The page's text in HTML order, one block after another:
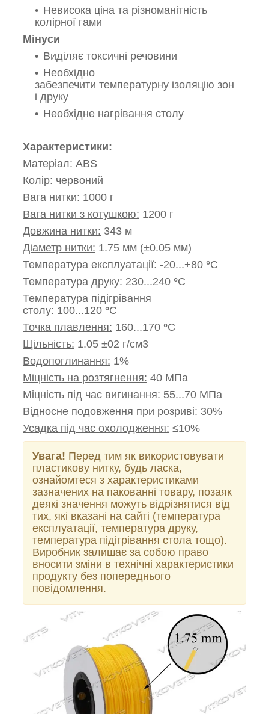
Невисока ціна та різноманітність
колірної гами
Мінуси
Виділяє токсичні речовини
Необхідно
забезпечити температурну ізоляцію зон
і друку
Необхідне нагрівання столу
Характеристики:
Матеріал: ABS
Колір: червоний
Вага нитки: 1000 г
Вага нитки з котушкою: 1200 г
Довжина нитки: 343 м
Діаметр нитки: 1.75 мм (±0.05 мм)
Температура експлуатації: -20...+80 °C
Температура друку: 230...240 °C
Температура підігрівання
столу: 100...120 °C
Точка плавлення: 160...170 °C
Щільність: 1.05 ±02 г/см3
Водопоглинання: 1%
Міцність на розтягнення: 40 МПа
Міцність під час вигинання: 55...70 МПа
Відносне подовження при розриві: 30%
Усадка під час охолодження: ≤10%
Увага! Перед тим як використовувати
пластикову нитку, будь ласка,
ознайомтеся з характеристиками
зазначених на пакованні товару, позаяк
деякі значення можуть відрізнятися від
тих, які вказані на сайті (температура
експлуатації, температура друку,
температура підігрівання стола тощо).
Виробник залишає за собою право
вносити зміни в технічні характеристики
продукту без попереднього
повідомлення.